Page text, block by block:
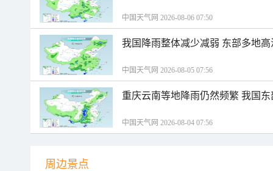
中国天气网 2026-08-06 07:50
我国降雨整体减少减弱 东部多地
中国天气网 2026-08-05 07:56
重庆云南等地降雨仍然频繁 我国
中国天气网 2026-08-04 07:56
周边景点